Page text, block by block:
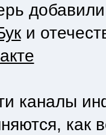
и
каналы
как